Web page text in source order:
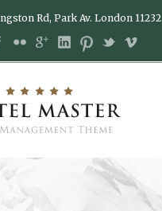
Rd, Park Av. London 11232